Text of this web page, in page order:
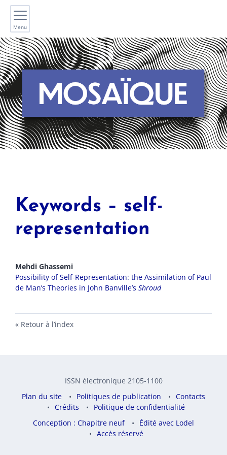
Menu
Keywords – self-
representation
Mehdi Ghassemi
Possibility of Self-Representation: the Assimilation of Paul
de Man’s Theories in John Banville’s Shroud
Retour à l’index
ISSN électronique 2105-1100
Plan du site
Politiques de publication
Contacts
Crédits
Politique de confidentialité
Conception : Chapitre neuf
Édité avec Lodel
Accès réservé